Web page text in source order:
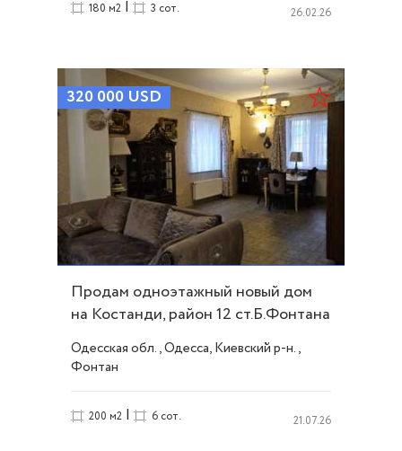
180 м2 | 3 сот. 26.02.26
320 000 USD
Продам одноэтажный новый дом
на Костанди, район 12 ст.Б.Фонтана
ID 52764
Одесская обл., Одесса, Киевский р-н.,
Фонтан
200 м2 | 6 сот. 21.07.26